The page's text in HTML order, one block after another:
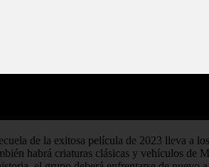
de la exitosa película de 2023 lleva a
habrá criaturas clásicas y vehículos